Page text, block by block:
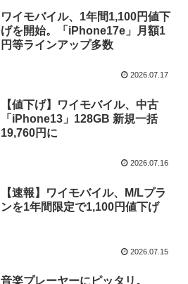
ワイモバイル、1年間1,100円値下
げを開始。「iPhone17e」月額1
円等ラインアップ多数
2026.07.17
【値下げ】ワイモバイル、中古
「iPhone13」128GB 新規一括
19,760円に
2026.07.16
【速報】ワイモバイル、M/Lプラ
ンを1年間限定で1,100円値下げ
2026.07.15
音楽プレーヤーにピッタリ。